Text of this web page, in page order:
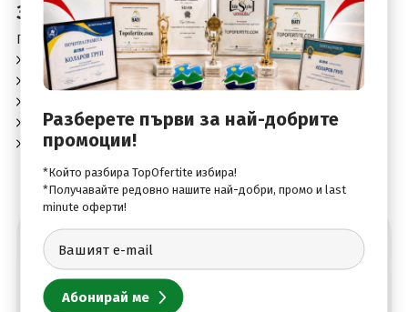
Защо да изберете почивка в планината?
Планинските курорти в България съчетават:
красива природа
чист въздух
достъпни цени
разнообразие от активности през цялата година
Разберете първи за най-добрите
промоции!
*Който разбира TopOfertite избира!
*Получавайте редовно нашите най-добри, промо и last
minute оферти!